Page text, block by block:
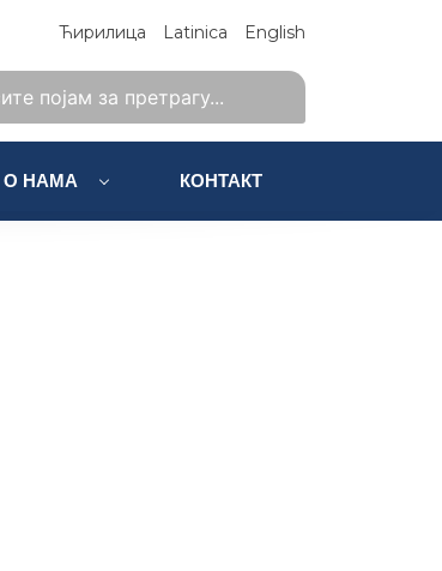
Ћирилица Latinica English
О НАМА КОНТАКТ